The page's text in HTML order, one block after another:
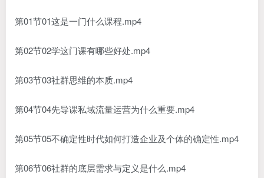
第01节01这是一门什么课程.mp4
第02节02学这门课有哪些好处.mp4
第03节03社群思维的本质.mp4
第04节04先导课私域流量运营为什么重要.mp4
第05节05不确定性时代如何打造企业及个体的确定性.mp4
第06节06社群的底层需求与定义是什么.mp4